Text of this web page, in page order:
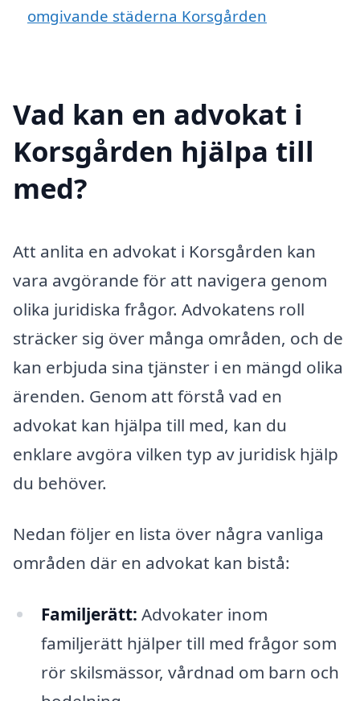
omgivande städerna Korsgården
Vad kan en advokat i
Korsgården hjälpa till
med?
Att anlita en advokat i Korsgården kan
vara avgörande för att navigera genom
olika juridiska frågor. Advokatens roll
sträcker sig över många områden, och de
kan erbjuda sina tjänster i en mängd olika
ärenden. Genom att förstå vad en
advokat kan hjälpa till med, kan du
enklare avgöra vilken typ av juridisk hjälp
du behöver.
Nedan följer en lista över några vanliga
områden där en advokat kan bistå:
Familjerätt: Advokater inom
familjerätt hjälper till med frågor som
rör skilsmässor, vårdnad om barn och